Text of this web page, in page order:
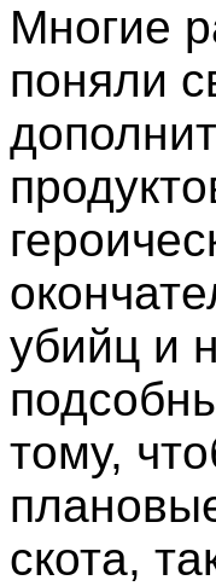
Многие
поняли
убийц и
тому,
скота,